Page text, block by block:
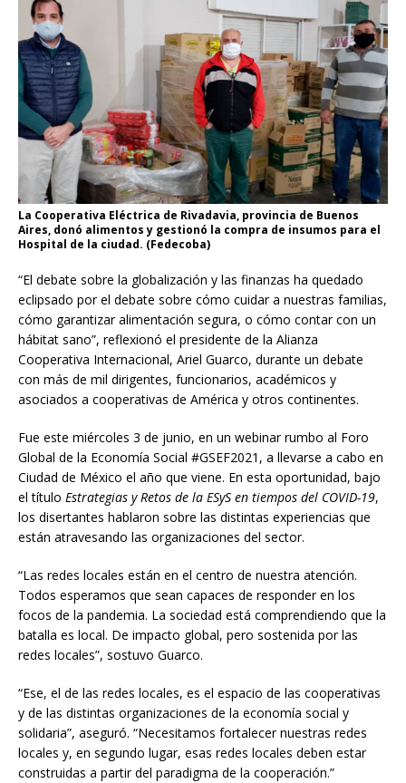
La Cooperativa Eléctrica de Rivadavia, provincia de Buenos
Aires, donó alimentos y gestionó la compra de insumos para el
Hospital de la ciudad. (Fedecoba)
“El debate sobre la globalización y las finanzas ha quedado
eclipsado por el debate sobre cómo cuidar a nuestras familias,
cómo garantizar alimentación segura, o cómo contar con un
hábitat sano”, reflexionó el presidente de la Alianza
Cooperativa Internacional, Ariel Guarco, durante un debate
con más de mil dirigentes, funcionarios, académicos y
asociados a cooperativas de América y otros continentes.
Fue este miércoles 3 de junio, en un webinar rumbo al Foro
Global de la Economía Social #GSEF2021, a llevarse a cabo en
Ciudad de México el año que viene. En esta oportunidad, bajo
el título Estrategias y Retos de la ESyS en tiempos del COVID-19,
los disertantes hablaron sobre las distintas experiencias que
están atravesando las organizaciones del sector.
“Las redes locales están en el centro de nuestra atención.
Todos esperamos que sean capaces de responder en los
focos de la pandemia. La sociedad está comprendiendo que la
batalla es local. De impacto global, pero sostenida por las
redes locales”, sostuvo Guarco.
“Ese, el de las redes locales, es el espacio de las cooperativas
y de las distintas organizaciones de la economía social y
solidaria”, aseguró. “Necesitamos fortalecer nuestras redes
locales y, en segundo lugar, esas redes locales deben estar
construidas a partir del paradigma de la cooperación.”